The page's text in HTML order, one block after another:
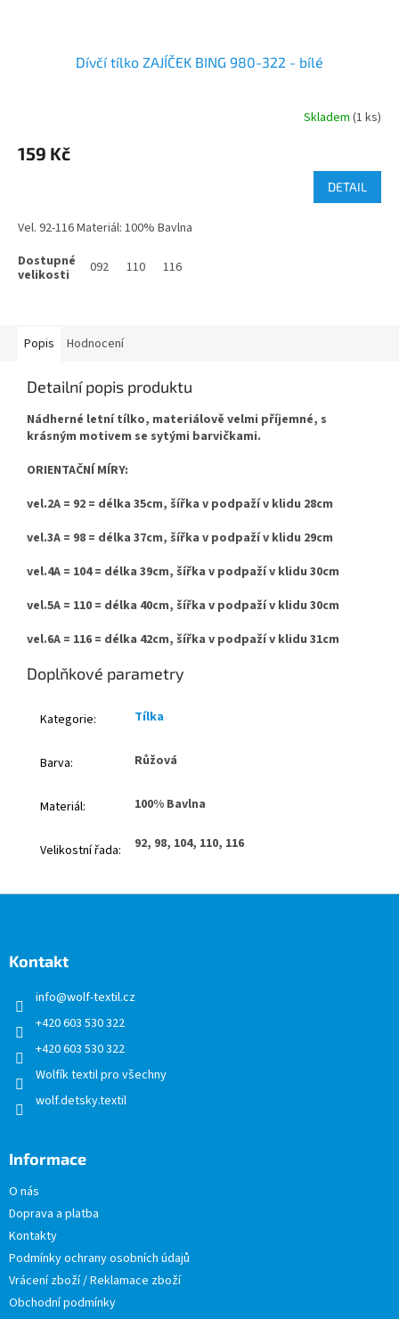
Dívčí tílko ZAJÍČEK BING 980-322 - bílé
Skladem (1 ks)
159 Kč
DETAIL
Vel. 92-116 Materiál: 100% Bavlna
092 110 116
Popis Hodnocení
Detailní popis produktu
Nádherné letní tílko, materiálově velmi příjemné, s
krásným motivem se sytými barvičkami.
ORIENTAČNÍ MÍRY:
vel.2A = 92 = délka 35cm, šířka v podpaží v klidu 28cm
vel.3A = 98 = délka 37cm, šířka v podpaží v klidu 29cm
vel.4A = 104 = délka 39cm, šířka v podpaží v klidu 30cm
vel.5A = 110 = délka 40cm, šířka v podpaží v klidu 30cm
vel.6A = 116 = délka 42cm, šířka v podpaží v klidu 31cm
Doplňkové parametry
Kategorie: Tílka
Barva: Růžová
Materiál: 100% Bavlna
Velikostní řada: 92, 98, 104, 110, 116
Kontakt
info@wolf-textil.cz
+420 603 530 322
+420 603 530 322
Wolfík textil pro všechny
wolf.detsky.textil
Informace
O nás
Doprava a platba
Kontakty
Podmínky ochrany osobních údajů
Vrácení zboží / Reklamace zboží
Obchodní podmínky